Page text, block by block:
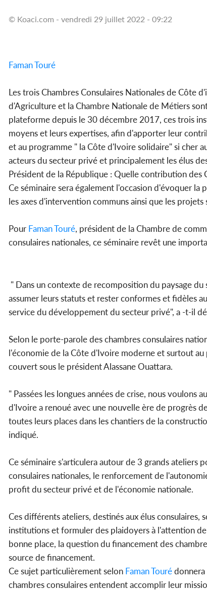
© Koaci.com - vendredi 29 juillet 2022 - 09:22
Faman Touré
Les trois Chambres Consulaires Nationales de Côte
d'Agriculture et la Chambre Nationale de Métiers
plateforme depuis le 30 décembre 2017, ces trois
moyens et leurs expertises, afin d'apporter leur
et au programme " la Côte d'Ivoire solidaire" si cher
acteurs du secteur privé et principalement les élus
Président de la République : Quelle contribution des
Ce séminaire sera également l'occasion d'évoquer
les axes d'intervention communs ainsi que les
Pour Faman Touré, président de la Chambre de
consulaires nationales, ce séminaire revêt une
" Dans un contexte de recomposition du paysage
assumer leurs statuts et rester conformes et fidèles
service du développement du secteur privé", a -t-il
Selon le porte-parole des chambres consulaires
l'économie de la Côte d'Ivoire moderne et surtout
couvert sous le président Alassane Ouattara.
" Passées les longues années de crise, nous voulons
d'Ivoire a renoué avec une nouvelle ère de progrès
toutes leurs places dans les chantiers de la
indiqué.
Ce séminaire s'articulera autour de 3 grands
consulaires nationales, le renforcement de
profit du secteur privé et de l'économie nationale.
Ces différents ateliers, destinés aux élus consulaires,
institutions et formuler des plaidoyers à l'attention
bonne place, la question du financement des
source de financement.
Ce sujet particulièrement selon Faman Tourédonnera
chambres consulaires entendent accomplir leur